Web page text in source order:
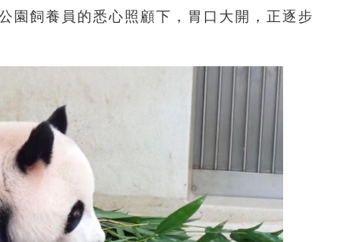
園飼養員的悉心照顧下，胃口大開，正逐步